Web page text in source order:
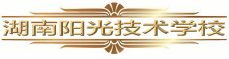
手机维修培训,手机维修培训学校,手机维修培训班